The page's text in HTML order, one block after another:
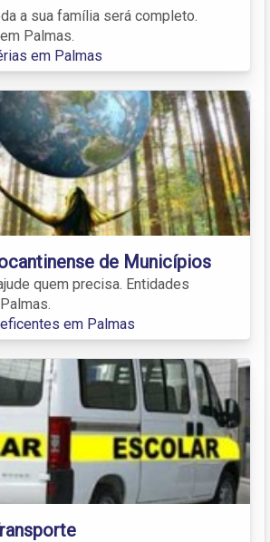
a sua família será completo.
Palmas.
em Palmas
de Municípios
quem precisa. Entidades
em Palmas